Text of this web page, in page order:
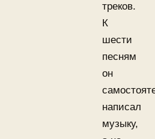
треков.
К
шести
песням
он
написал
музыку,